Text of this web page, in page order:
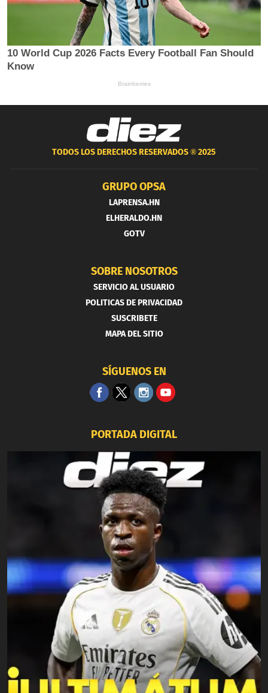
TODOS LOS DERECHOS RESERVADOS ®2025
GRUPO OPSA
LAPRENSA.HN
ELHERALDO.HN
GOTV
SOBRE NOSOTROS
SERVICIO AL USUARIO
POLITICAS DE PRIVACIDAD
SUSCRIBETE
MAPA DEL SITIO
SÍGUENOS EN
PORTADA DIGITAL